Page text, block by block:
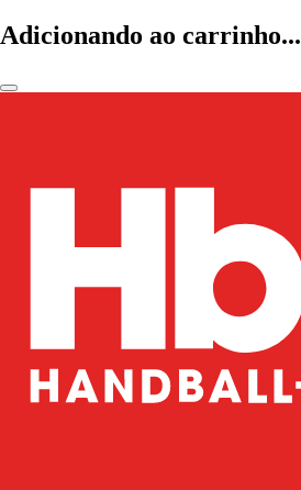
Adicionando ao carrinho...